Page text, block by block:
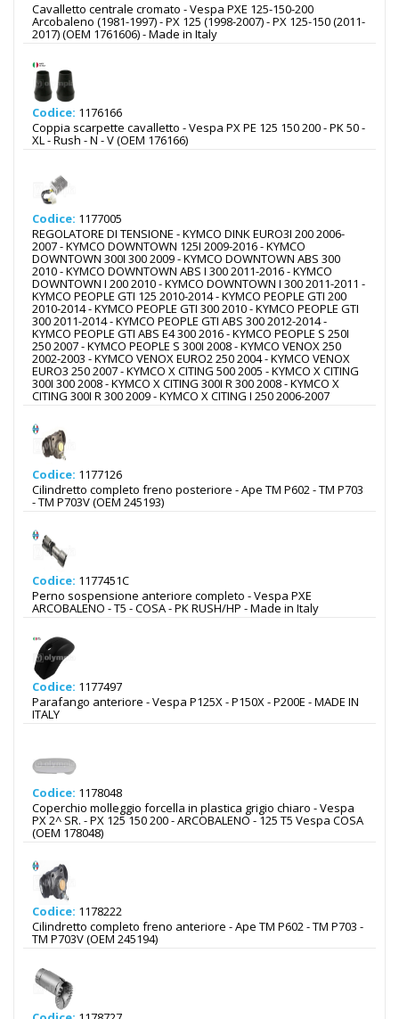
Cavalletto centrale cromato - Vespa PXE 125-150-200
Arcobaleno (1981-1997) - PX 125 (1998-2007) - PX 125-150 (2011-
2017) (OEM 1761606) - Made in Italy
Codice: 1176166
Coppia scarpette cavalletto - Vespa PX PE 125 150 200 - PK 50 -
XL - Rush - N - V (OEM 176166)
Codice: 1177005
REGOLATORE DI TENSIONE - KYMCO DINK EURO3I 200 2006-
2007 - KYMCO DOWNTOWN 125I 2009-2016 - KYMCO
DOWNTOWN 300I 300 2009 - KYMCO DOWNTOWN ABS 300
2010 - KYMCO DOWNTOWN ABS I 300 2011-2016 - KYMCO
DOWNTOWN I 200 2010 - KYMCO DOWNTOWN I 300 2011-2011 -
KYMCO PEOPLE GTI 125 2010-2014 - KYMCO PEOPLE GTI 200
2010-2014 - KYMCO PEOPLE GTI 300 2010 - KYMCO PEOPLE GTI
300 2011-2014 - KYMCO PEOPLE GTI ABS 300 2012-2014 -
KYMCO PEOPLE GTI ABS E4 300 2016 - KYMCO PEOPLE S 250I
250 2007 - KYMCO PEOPLE S 300I 2008 - KYMCO VENOX 250
2002-2003 - KYMCO VENOX EURO2 250 2004 - KYMCO VENOX
EURO3 250 2007 - KYMCO X CITING 500 2005 - KYMCO X CITING
300I 300 2008 - KYMCO X CITING 300I R 300 2008 - KYMCO X
CITING 300I R 300 2009 - KYMCO X CITING I 250 2006-2007
Codice: 1177126
Cilindretto completo freno posteriore - Ape TM P602 - TM P703
- TM P703V (OEM 245193)
Codice: 1177451C
Perno sospensione anteriore completo - Vespa PXE
ARCOBALENO - T5 - COSA - PK RUSH/HP - Made in Italy
Codice: 1177497
Parafango anteriore - Vespa P125X - P150X - P200E - MADE IN
ITALY
Codice: 1178048
Coperchio molleggio forcella in plastica grigio chiaro - Vespa
PX 2^ SR. - PX 125 150 200 - ARCOBALENO - 125 T5 Vespa COSA
(OEM 178048)
Codice: 1178222
Cilindretto completo freno anteriore - Ape TM P602 - TM P703 -
TM P703V (OEM 245194)